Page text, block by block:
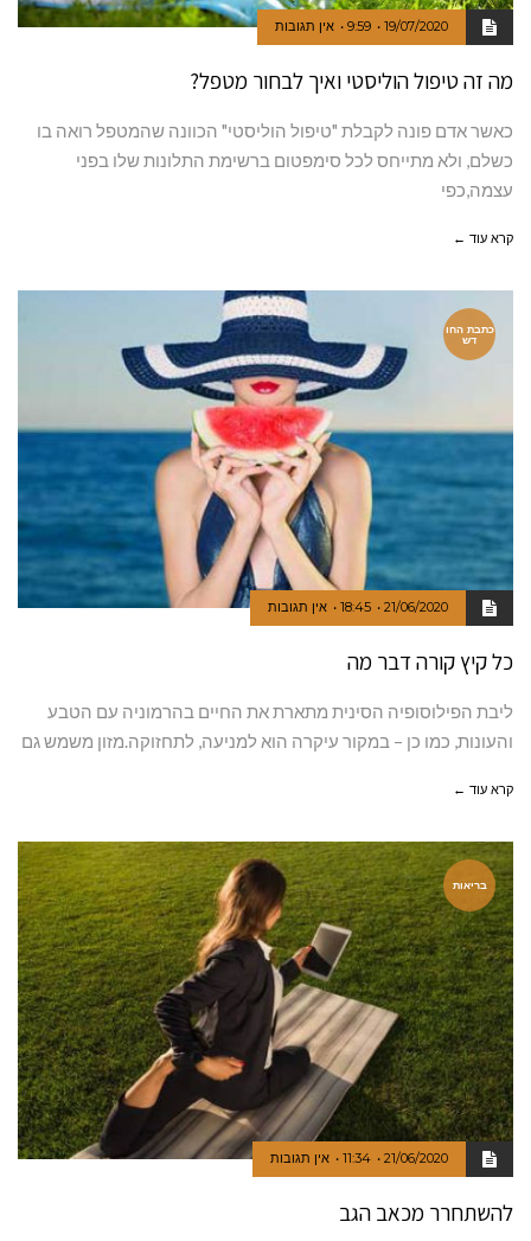
19/07/2020
9:59 אין תגובות
מה זה טיפול הוליסטי ואיך לבחור מטפל?
כאשר אדם פונה לקבלת "טיפול הוליסטי" הכוונה שהמטפל רואה בו
כשלם, ולא מתייחס לכל סימפטום ברשימת התלונות שלו בפני
עצמה,כפי
קרא עוד ←
כתבת החו
דש
21/06/2020
18:45 אין תגובות
כל קיץ קורה דבר מה
ליבת הפילוסופיה הסינית מתארת את החיים בהרמוניה עם הטבע
והעונות, כמו כן – במקור עיקרה הוא למניעה, לתחזוקה.מזון משמש גם
קרא עוד ←
בריאות
21/06/2020
11:34 אין תגובות
להשתחרר מכאב הגב